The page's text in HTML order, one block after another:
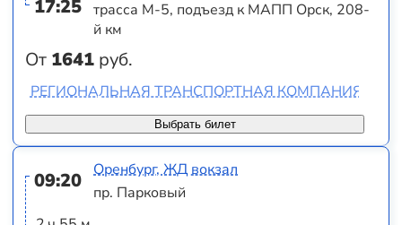
17:25
От 1641 руб.
трасса М-5, подъезд к МАПП Орск, 208-
й км
Выбрать билет
РЕГИОНАЛЬНАЯ ТРАНСПОРТНАЯ КОМПАНИЯ 2000
09:20
Оренбург, ЖД вокзал
пр. Парковый